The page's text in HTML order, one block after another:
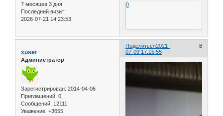
7 месяцев 3 дня
Последний визит:
2026-07-21 14:23:53
0
Поделиться 8
2021-
07-09 17:15:55
xuser
Администратор
Зарегистрирован: 2014-04-06
Приглашений: 0
Сообщений: 12111
Уважение: +3655